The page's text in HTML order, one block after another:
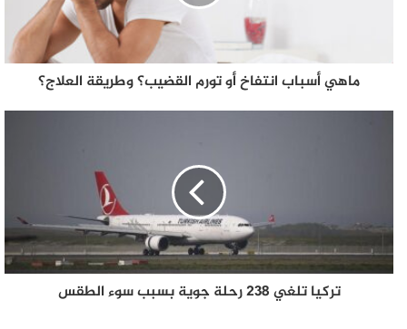
ماهي أسباب انتفاخ أو تورم القضيب؟ وطريقة العلاج؟
تركيا تلغي 238 رحلة جوية بسبب سوء الطقس